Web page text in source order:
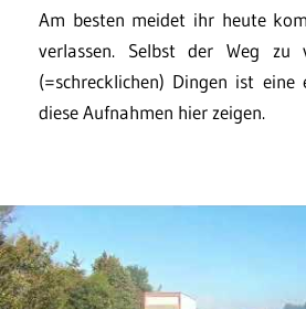
Am besten meidet ihr heute
verlassen. Selbst der Weg zu
(=schrecklichen) Dingen ist eine
diese Aufnahmen hier zeigen.